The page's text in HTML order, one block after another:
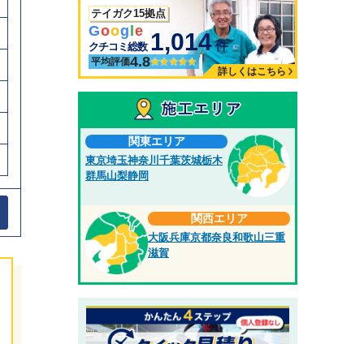
テイガク15拠点
Goog le
クチコミ総数 1,014 件
平均評価4.8
詳しくはこちら
関東エリア
東京埼玉神奈川 千葉茨城栃木
群馬山梨静岡
関西エリア
大阪兵庫京都奈良和歌山三重
滋賀